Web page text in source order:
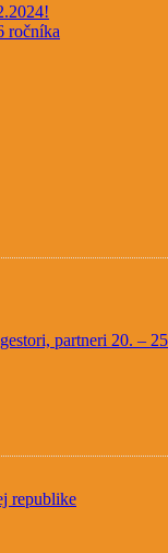
ročníka
partneri 20. –
republike